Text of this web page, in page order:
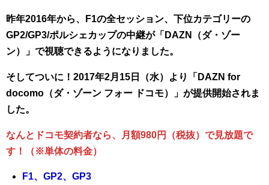
昨年2016年から、F1の全セッション、下位カテゴリーの
GP2/GP3/ポルシェカップの中継が「DAZN（ダ・ゾー
ン）」で視聴できるようになりました。
そしてついに！2017年2月15日（水）より「DAZN for
docomo（ダ・ゾーン フォー ドコモ）」が提供開始されま
した。
なんとドコモ契約者なら、月額980円（税抜）で見放題で
す！（※単体の料金）
F1、GP2、GP3